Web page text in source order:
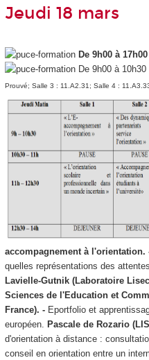
Jeudi 18 mars
De 9h00 à
De 9h00 à 10h30
Prouvé; Salle 3 : 11.A2.31; Salle 4 :
accompagnement à l'orientation.
quelles représentations des
Lavielle-Gutnik (Laboratoire
Sciences de l'Education et
France). - Eportfolio et
européen. Pascale de Rozario
d'orientation à distance :
conseil en orientation entre un